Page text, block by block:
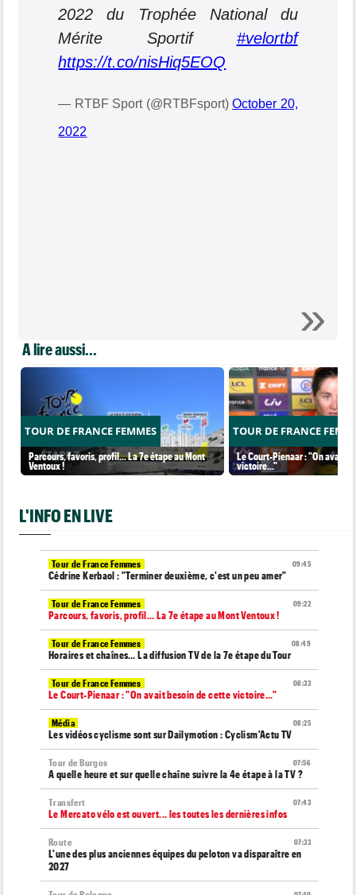
2022 du Trophée National du
Mérite Sportif #velortbf
https://t.co/nisHiq5EOQ
— RTBF Sport (@RTBFsport)October 20,
2022
A lire aussi...
TOUR DE FRANCE FEMMES
Parcours, favoris, profil… La 7e étape au Mont
Ventoux !
TOUR DE FRANCE
Le Court-Pienaar : "On avait
victoire..."
L'INFO EN LIVE
09:45
Tour de France Femmes
Cédrine Kerbaol : "Terminer deuxième, c'est un peu amer"
09:22
Tour de France Femmes
Parcours, favoris, profil… La 7e étape au Mont Ventoux !
08:49
Tour de France Femmes
Horaires et chaînes… La diffusion TV de la 7e étape du Tour
08:33
Tour de France Femmes
Le Court-Pienaar : "On avait besoin de cette victoire..."
08:25
Média
Les vidéos cyclisme sont sur Dailymotion : Cyclism'Actu TV
07:56
Tour de Burgos
A quelle heure et sur quelle chaîne suivre la 4e étape à la TV ?
07:43
Transfert
Le Mercato vélo est ouvert... les toutes les dernières infos
07:33
Route
L'une des plus anciennes équipes du peloton va disparaître en
2027